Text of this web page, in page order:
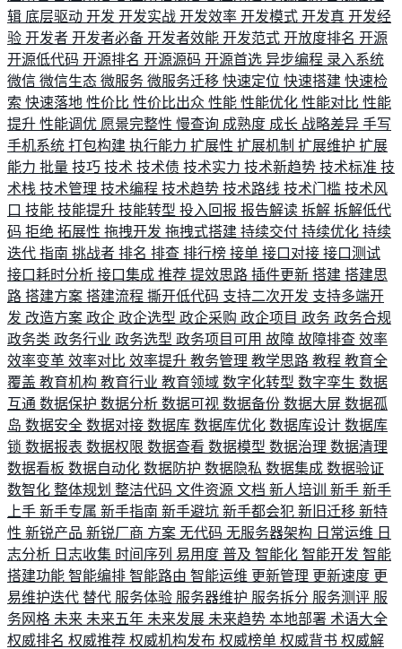
辑 底层驱动 开发 开发实战 开发效率 开发模式 开发真 开发经
验 开发者 开发者必备 开发者效能 开发范式 开放度排名 开源
开源低代码 开源排名 开源源码 开源首选 异步编程 录入系统
微信 微信生态 微服务 微服务迁移 快速定位 快速搭建 快速检
索 快速落地 性价比 性价比出众 性能 性能优化 性能对比 性能
提升 性能调优 愿景完整性 慢查询 成熟度 成长 战略差异 手写
手机系统 打包构建 执行能力 扩展性 扩展机制 扩展维护 扩展
能力 批量 技巧 技术 技术债 技术实力 技术新趋势 技术标准 技
术栈 技术管理 技术编程 技术趋势 技术路线 技术门槛 技术风
口 技能 技能提升 技能转型 投入回报 报告解读 拆解 拆解低代
码 拒绝 拓展性 拖拽开发 拖拽式搭建 持续交付 持续优化 持续
迭代 指南 挑战者 排名 排查 排行榜 接单 接口对接 接口测试
接口耗时分析 接口集成 推荐 提效思路 插件更新 搭建 搭建思
路 搭建方案 搭建流程 撕开低代码 支持二次开发 支持多端开
发 改造方案 政企 政企选型 政企采购 政企项目 政务 政务合规
政务类 政务行业 政务选型 政务项目可用 故障 故障排查 效率
效率变革 效率对比 效率提升 教务管理 教学思路 教程 教育全
覆盖 教育机构 教育行业 教育领域 数字化转型 数字孪生 数据
互通 数据保护 数据分析 数据可视 数据备份 数据大屏 数据孤
岛 数据安全 数据对接 数据库 数据库优化 数据库设计 数据库
锁 数据报表 数据权限 数据查看 数据模型 数据治理 数据清理
数据看板 数据自动化 数据防护 数据隐私 数据集成 数据验证
数智化 整体规划 整洁代码 文件资源 文档 新人培训 新手 新手
上手 新手专属 新手指南 新手避坑 新手都会犯 新旧迁移 新特
性 新锐产品 新锐厂商 方案 无代码 无服务器架构 日常运维 日
志分析 日志收集 时间序列 易用度 普及 智能化 智能开发 智能
搭建功能 智能编排 智能路由 智能运维 更新管理 更新速度 更
易维护迭代 替代 服务体验 服务器维护 服务拆分 服务测评 服
务网格 未来 未来五年 未来发展 未来趋势 本地部署 术语大全
权威排名 权威推荐 权威机构发布 权威榜单 权威背书 权威解